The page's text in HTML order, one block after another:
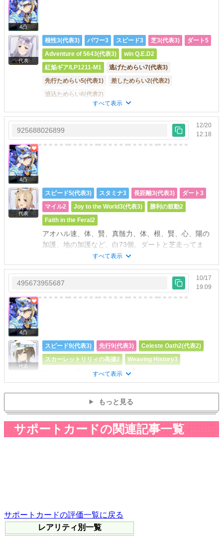
NHKマイルC1
ジャパンC2
チャンピオンズC2
マイルCS南部杯2
因子周回のお役に立てれば
4凸
代表
根性3(代表3) パワー3 スピード3 芝3(代表3)
ダート5
Adventure of 5643(代表3)
win Q.E.D2
紅焔ギア/LP1211-M1
逃げためらい7(代表3)
先行ためらい5(代表1)
差しためらい2(代表2)
追込ためらい6(代表2)
ためらい4種持ってます。芝とダート走ってあります。
白因子87個。
すべて表示
925688026899
12/20
12:18
4凸
代表
スピード5(代表3) スタミナ3 長距離3(代表3)
ダート3
マイル2
Joy to the World3(代表3)
勝利の鼓動2
Faith in the Feral2
アオハル速、体、賢、真髄力、体、根、賢、心、陽の
加護、地の加護など、白73個。ダートと芝走ってま
す、祖父にどうぞすべて表示
495673955687
10/17
19:09
4凸
代表
スピード9(代表3) 先行9(代表3)
Celeste Oath2(代表2)
スカーレットリリィの高揚2
Weaving History3
初めて3ヶ月も経ってない初心者ですが...
すべて表示
もっと見る
サポートカードの関連記事一覧
サポートカードの評価一覧に戻る
レアリティ別一覧